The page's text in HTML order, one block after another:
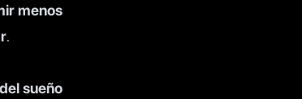
menos
.
sueño